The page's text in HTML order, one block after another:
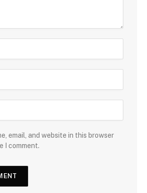
email, and website in this browser
I comment.